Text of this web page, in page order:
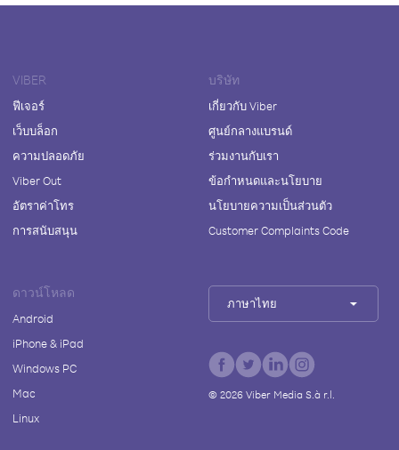
VIBER
ฟีเจอร์
เว็บบล็อก
ความปลอดภัย
Viber Out
อัตราค่าโทร
การสนับสนุน
บริษัท
เกี่ยวกับ Viber
ศูนย์กลางแบรนด์
ร่วมงานกับเรา
ข้อกำหนดและนโยบาย
นโยบายความเป็นส่วนตัว
Customer Complaints Code
ดาวน์โหลด
Android
iPhone & iPad
Windows PC
Mac
Linux
ภาษาไทย
© 2026Viber Media S.à r.l.